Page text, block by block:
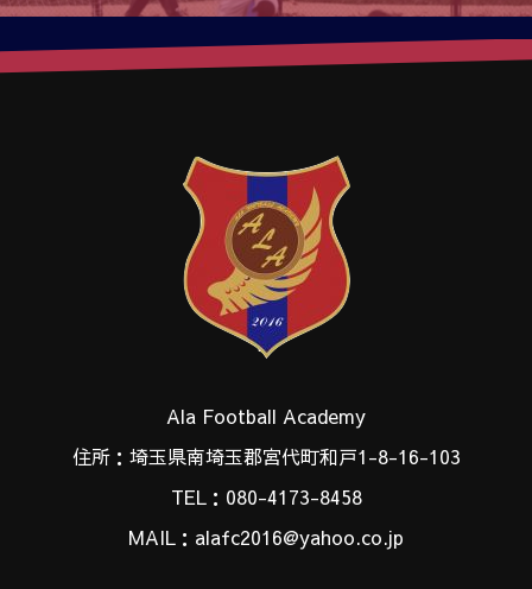
Ala Football Academy
住所：埼玉県南埼玉郡宮代町和戸1-8-16-103
TEL：080-4173-8458
MAIL：alafc2016@yahoo.co.jp